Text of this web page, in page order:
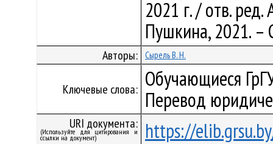
2021 г. / отв.
Пушкина, 2021. –
Авторы: Сырель В. Н.
Ключевые слова: Обучающиеся
Перевод
URI документа:
(Используйте для цитирования и
ссылки на документ) https://